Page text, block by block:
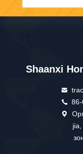
Shaanxi
jia,